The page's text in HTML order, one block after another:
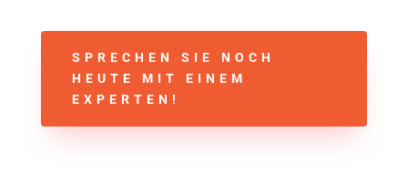
SPRECHEN SIE NOCH
HEUTE MIT EINEM
EXPERTEN!